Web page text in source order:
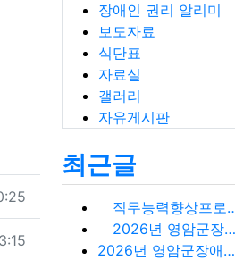
장애인 권리 알리미
보도자료
식단표
자료실
갤러리
자유게시판
최근글
직무능력향상프로그램 -천연비누만들기
2026년 영암군장애인종합복지관 신규직원(팀원) 채용 재공고
2026년 영암군장애인종합복지관 신규직원(팀원) 채용 재공고 결과